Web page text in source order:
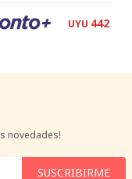
UYU 442
novedades!
SUSCRIBIRME